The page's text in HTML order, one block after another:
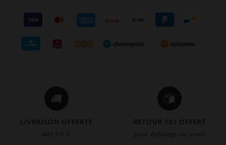
LIVRAISON OFFERTE
dès 50 €
RETOUR 90J OFFERT
pour échange ou avoir